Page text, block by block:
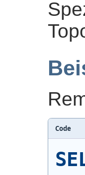
Code